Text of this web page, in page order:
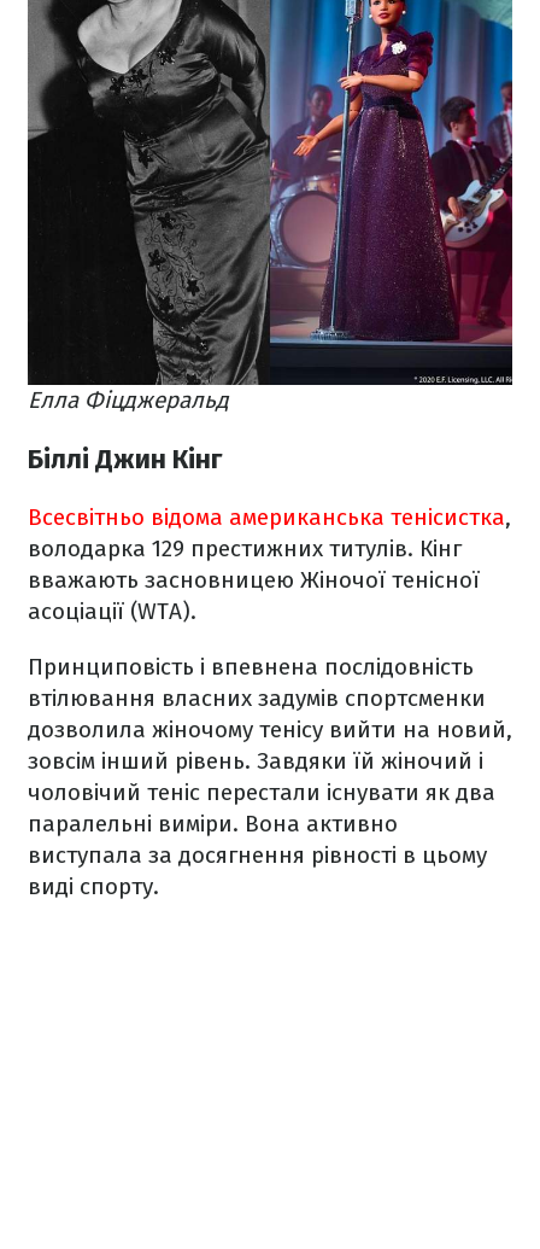
Елла Фіцджеральд
Біллі Джин Кінг
Всесвітньо відома американська тенісистка,
володарка 129 престижних титулів. Кінг
вважають засновницею Жіночої тенісної
асоціації (WTA).
Принциповість і впевнена послідовність
втілювання власних задумів спортсменки
дозволила жіночому тенісу вийти на новий,
зовсім інший рівень. Завдяки їй жіночий і
чоловічий теніс перестали існувати як два
паралельні виміри. Вона активно
виступала за досягнення рівності в цьому
виді спорту.